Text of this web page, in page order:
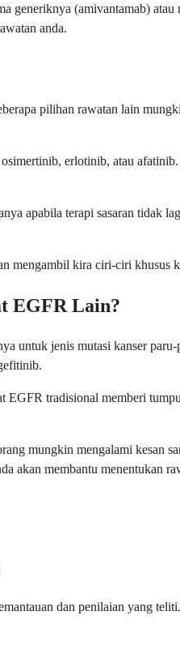
generiknya (amivantamab)
anda.
pilihan rawatan lain
erlotinib, atau
apabila terapi sasaran tidak
kira ciri-ciri khusus
EGFR Lain?
untuk jenis mutasi kanser
tradisional memberi
mungkin mengalami kesan
akan membantu menentukan
dan penilaian yang